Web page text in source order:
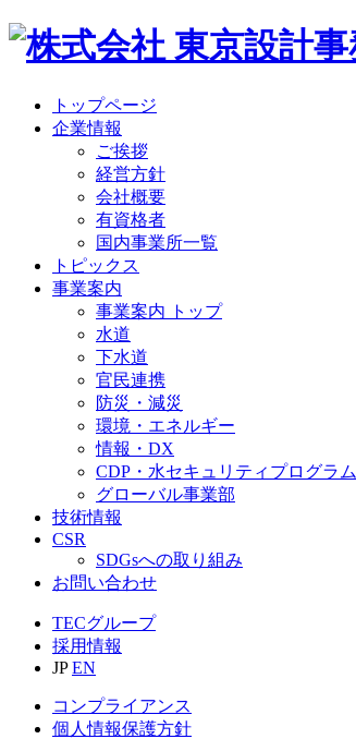
トップページ
企業情報
ご挨拶
経営方針
会社概要
有資格者
国内事業所一覧
トピックス
事業案内
事業案内 トップ
水道
下水道
官民連携
防災・減災
環境・エネルギー
情報・DX
CDP・水セキュリティプログラム
グローバル事業部
技術情報
CSR
SDGsへの取り組み
お問い合わせ
TECグループ
採用情報
JP EN
コンプライアンス
個人情報保護方針